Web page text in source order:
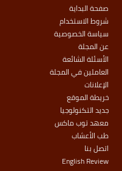
صفحة البداية
شروط الاستخدام
سياسة الخصوصية
عن المجلة
الأسئلة الشائعة
العاملين في المجلة
الإعلانات
خريطة الموقع
جديد التكنولوجيا
معهد توب ماكس
طب الأعشاب
اتصل بنا
English Review